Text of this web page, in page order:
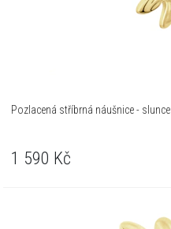
Pozlacená stříbrná náušnice - slunce
1 590 Kč